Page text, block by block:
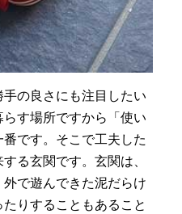
の良さにも注目したい
す場所ですから「使い
です。そこで工夫した
る玄関です。玄関は、
で遊んできた泥だらけ
りすることもあること